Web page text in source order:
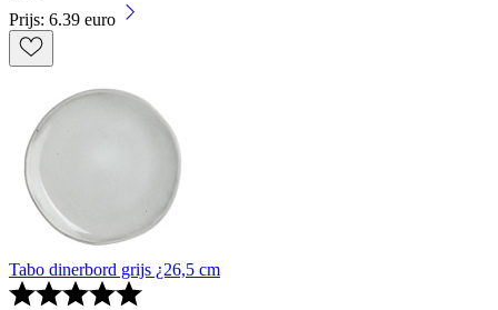
Prijs: 6.39 euro
Tabo dinerbord grijs ¿26,5 cm